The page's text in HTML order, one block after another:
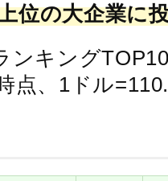
位の大企業に
ンキング
点、1ドル